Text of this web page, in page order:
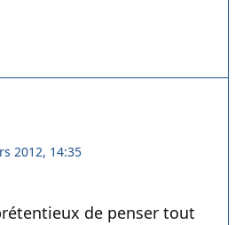
2012, 14:35
de penser tout